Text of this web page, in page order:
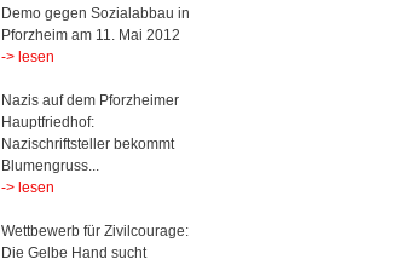
Demo gegen Sozialabbau in
Pforzheim am 11. Mai 2012
-> lesen
Nazis auf dem Pforzheimer
Hauptfriedhof:
Nazischriftsteller bekommt
Blumengruss...
-> lesen
Wettbewerb für Zivilcourage:
Die Gelbe Hand sucht